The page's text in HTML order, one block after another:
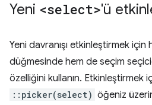
Yeni <select>'ü
Yeni davranışı etkinleştirmek
düğmesinde hem de seçim
özelliğini kullanın. Etkinleştirmek
::picker(select) öğeniz